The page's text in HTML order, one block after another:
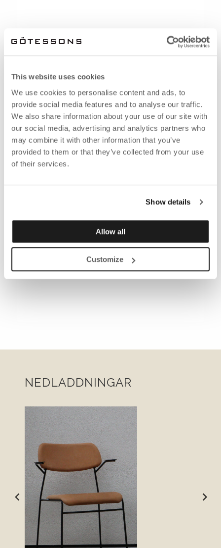
This website uses cookies
We use cookies to personalise content and ads, to
provide social media features and to analyse our traffic.
We also share information about your use of our site with
our social media, advertising and analytics partners who
may combine it with other information that you’ve
provided to them or that they’ve collected from your use
of their services.
Show details
Allow all
Customize
NEDLADDNINGAR